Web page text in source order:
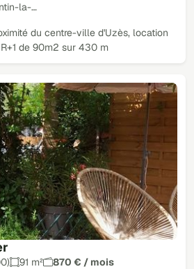
la-…
du centre-ville d'Uzès, location
de 90m2 sur 430 m
91 m²
870 € / mois